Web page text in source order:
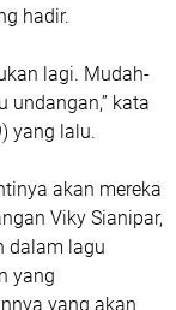
hadir.
lagi. Mudah-
undangan,” kata
yang lalu.
akan mereka
Viky Sianipar,
dalam lagu
yang
yang akan